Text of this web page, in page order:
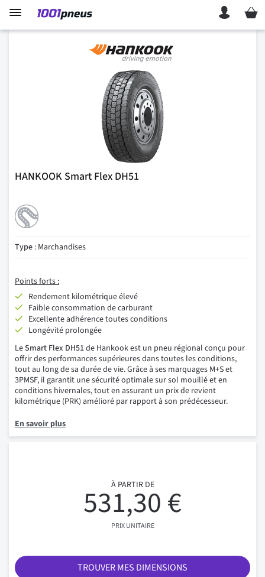
Mon
HANKOOK Smart Flex DH51
Type : Marchandises
Points forts :
Rendement kilométrique élevé
Faible consommation de carburant
Excellente adhérence toutes conditions
Longévité prolongée
LeSmart Flex DH51de Hankook est un pneu régional conçu pour
offrir des performances supérieures dans toutes les conditions,
tout au long de sa durée de vie. Grâce à ses marquages M+S et
3PMSF, il garantit une sécurité optimale sur sol mouillé et en
conditions hivernales, tout en assurant un prix de revient
kilométrique (PRK) amélioré par rapport à son prédécesseur.
En savoir plus
À PARTIR DE
531,30 €
PRIX UNITAIRE
TROUVER MES DIMENSIONS